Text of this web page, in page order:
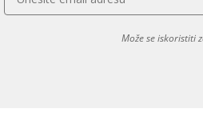
Može se iskoristiti